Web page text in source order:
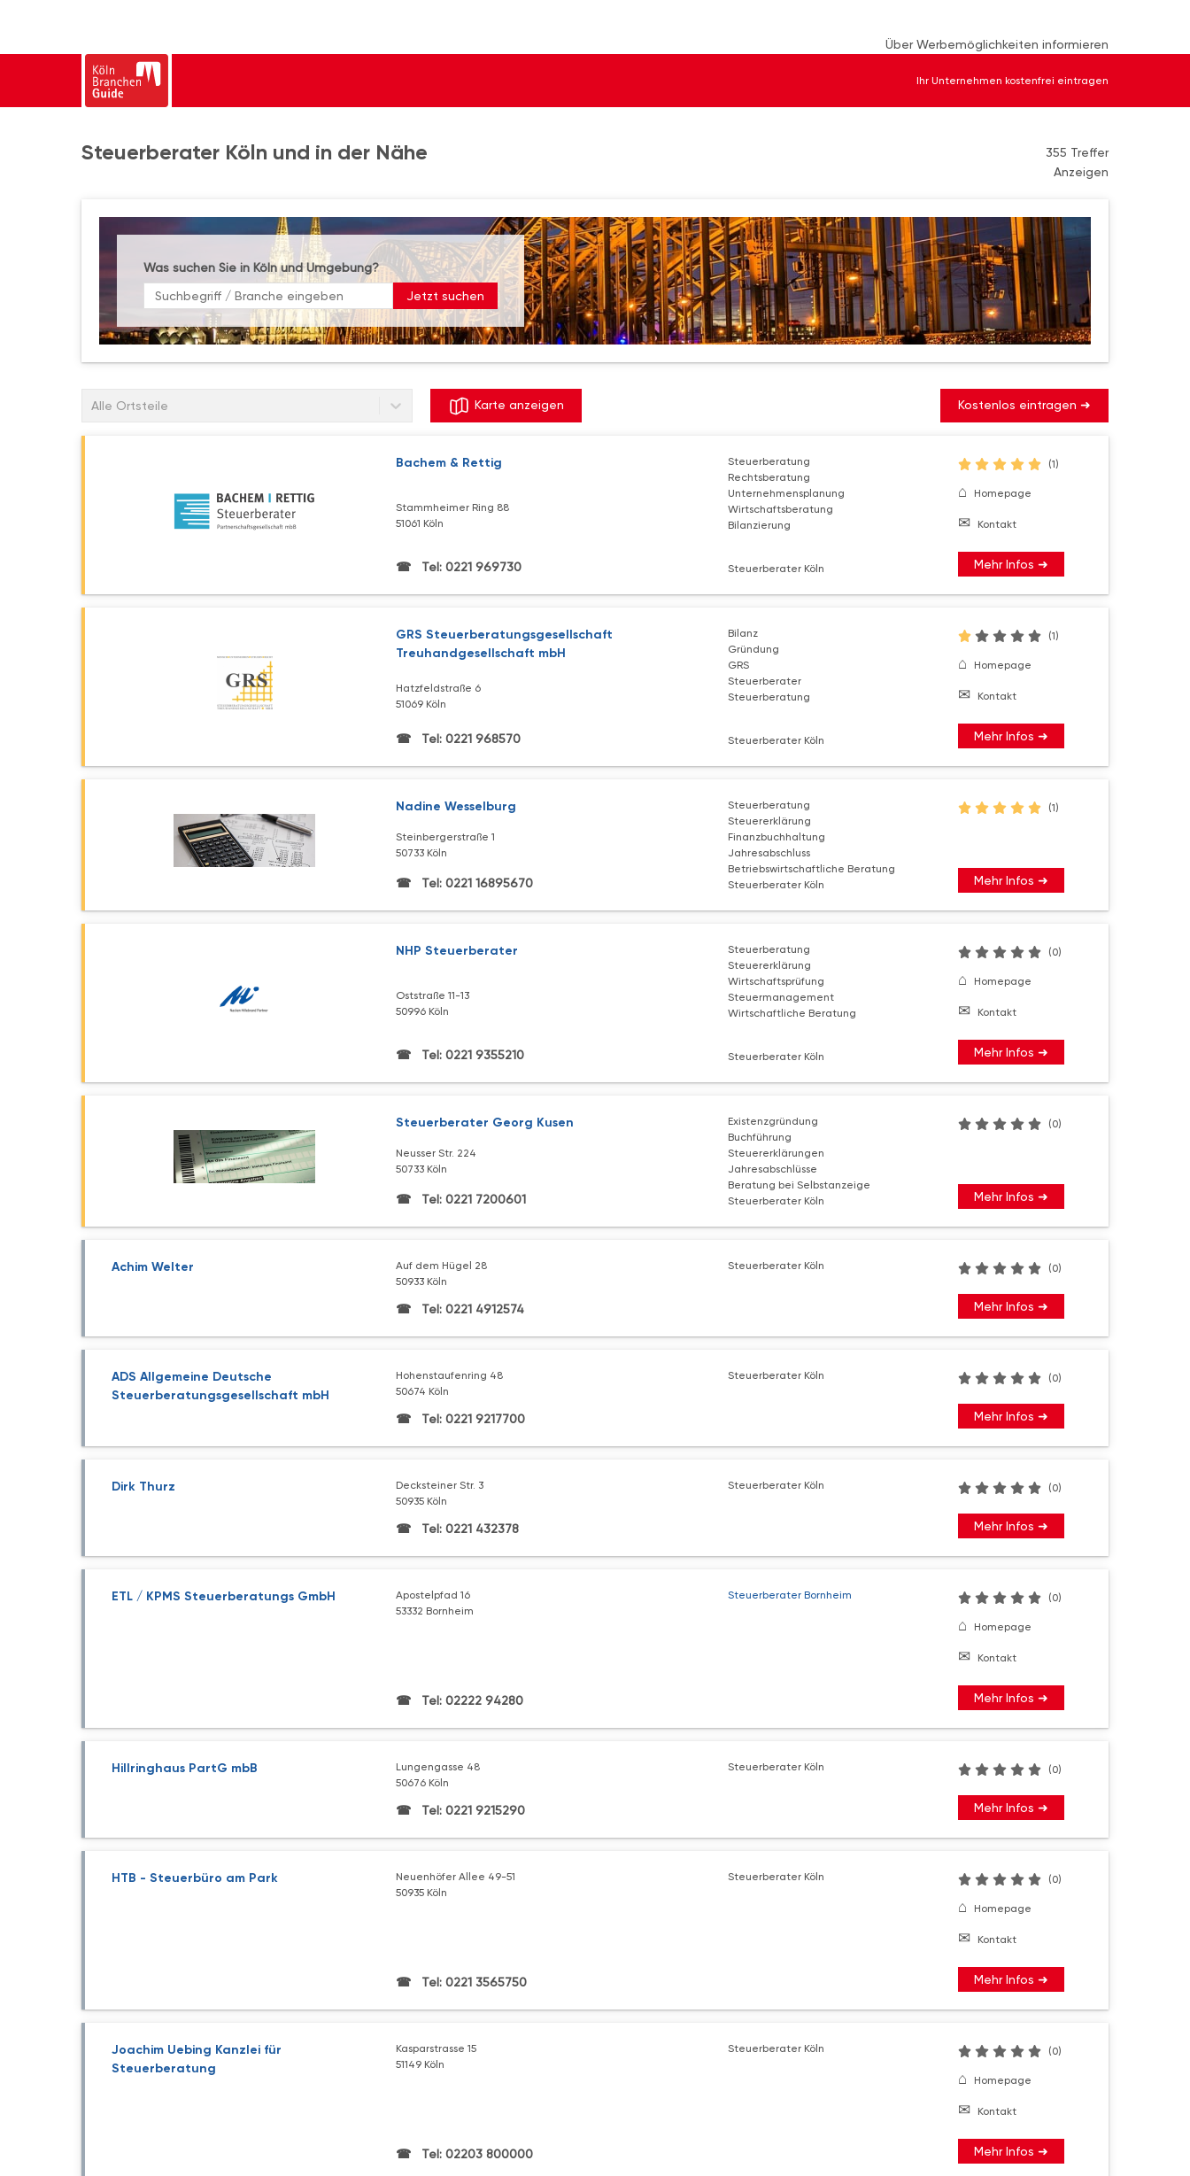
Über Werbemöglichkeiten informieren
Ihr Unternehmen kostenfrei eintragen
Steuerberater Köln und in der Nähe
355 Treffer
Anzeigen
Was suchen Sie in Köln und Umgebung?
Jetzt suchen
Alle Ortsteile Karte anzeigen Kostenlos eintragen ➜
Bachem & Rettig
Stammheimer Ring 88
51061 Köln
Tel: 0221 969730
Steuerberatung
Rechtsberatung
Unternehmensplanung
Wirtschaftsberatung
Bilanzierung
Steuerberater Köln
(1)
Homepage
Kontakt
Mehr Infos ➜
GRS Steuerberatungsgesellschaft
Treuhandgesellschaft mbH
Hatzfeldstraße 6
51069 Köln
Tel: 0221 968570
Bilanz
Gründung
GRS
Steuerberater
Steuerberatung
Steuerberater Köln
(1)
Homepage
Kontakt
Mehr Infos ➜
Nadine Wesselburg
Steinbergerstraße 1
50733 Köln
Tel: 0221 16895670
Steuerberatung
Steuererklärung
Finanzbuchhaltung
Jahresabschluss
Betriebswirtschaftliche Beratung
Steuerberater Köln
(1)
Mehr Infos ➜
NHP Steuerberater
Oststraße 11-13
50996 Köln
Tel: 0221 9355210
Steuerberatung
Steuererklärung
Wirtschaftsprüfung
Steuermanagement
Wirtschaftliche Beratung
Steuerberater Köln
(0)
Homepage
Kontakt
Mehr Infos ➜
Steuerberater Georg Kusen
Neusser Str. 224
50733 Köln
Tel: 0221 7200601
Existenzgründung
Buchführung
Steuererklärungen
Jahresabschlüsse
Beratung bei Selbstanzeige
Steuerberater Köln
(0)
Mehr Infos ➜
Achim Welter
Auf dem Hügel 28
50933 Köln
Tel: 0221 4912574
Steuerberater Köln (0)
Mehr Infos ➜
ADS Allgemeine Deutsche
Steuerberatungsgesellschaft mbH
Hohenstaufenring 48
50674 Köln
Tel: 0221 9217700
Steuerberater Köln (0)
Mehr Infos ➜
Dirk Thurz
Decksteiner Str. 3
50935 Köln
Tel: 0221 432378
Steuerberater Köln (0)
Mehr Infos ➜
ETL / KPMS Steuerberatungs GmbH
Apostelpfad 16
53332 Bornheim
Tel: 02222 94280
Steuerberater Bornheim (0)
Homepage
Kontakt
Mehr Infos ➜
Hillringhaus PartG mbB
Lungengasse 48
50676 Köln
Tel: 0221 9215290
Steuerberater Köln (0)
Mehr Infos ➜
HTB - Steuerbüro am Park
Neuenhöfer Allee 49-51
50935 Köln
Tel: 0221 3565750
Steuerberater Köln (0)
Homepage
Kontakt
Mehr Infos ➜
Joachim Uebing Kanzlei für
Steuerberatung
Kasparstrasse 15
51149 Köln
Tel: 02203 800000
Steuerberater Köln (0)
Homepage
Kontakt
Mehr Infos ➜